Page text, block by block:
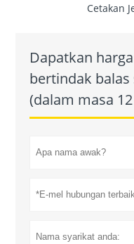
Cetakan
Dapatkan
bertindak
(dalam masa